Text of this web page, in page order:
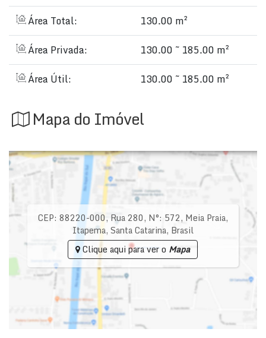
Área Total:
130.00 m²
Área Privada:
130.00 ~ 185.00 m²
Área Útil:
130.00 ~ 185.00 m²
Mapa do Imóvel
CEP: 88220-000, Rua 280, N°: 572, Meia Praia,
Itapema, Santa Catarina, Brasil
Clique aqui para ver o Mapa